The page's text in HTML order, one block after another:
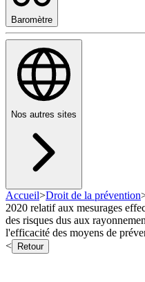
Baromètre
Nos autres sites
Accueil>Droit de la prévention
2020 relatif aux mesurages
des risques dus aux
l'efficacité des moyens de
<
Retour